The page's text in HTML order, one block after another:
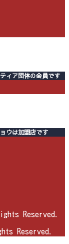
ィア団体の会員です
ウは加盟店です
Reserved.
Reserved.